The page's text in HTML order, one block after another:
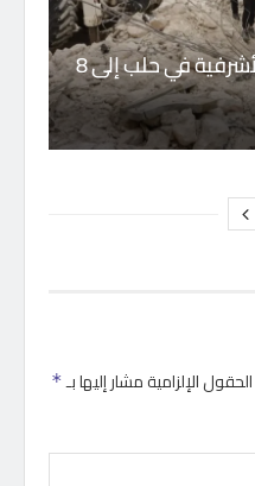
ارتفاع ضحايا انهيار مبنى الأشرفية في حلب إلى 8
الحقول الإلزامية مشار إليها بـ *